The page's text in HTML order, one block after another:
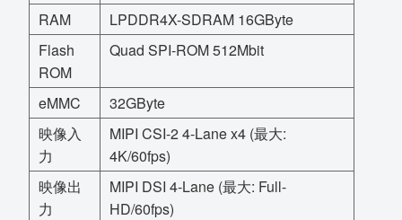
RAM
LPDDR4X-SDRAM 16GByte
Flash
ROM
Quad SPI-ROM 512Mbit
eMMC
32GByte
映像入
力
MIPI CSI-2 4-Lane x4 (最大:
4K/60fps)
映像出
力
MIPI DSI 4-Lane (最大: Full-
HD/60fps)